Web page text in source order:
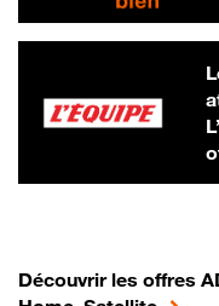
Découvrir les offres